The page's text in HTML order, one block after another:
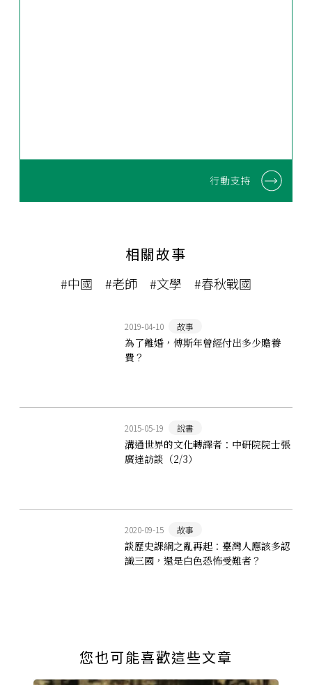
行動支持
相關故事
#中國 #老師 #文學 #春秋戰國
2019-04-10 故事
為了離婚，傅斯年曾經付出多少贍養
費？
2015-05-19 說書
溝通世界的文化轉譯者：中研院院士張
廣達訪談（2/3）
2020-09-15 故事
談歷史課綱之亂再起：臺灣人應該多認
識三國，還是白色恐怖受難者？
您也可能喜歡這些文章